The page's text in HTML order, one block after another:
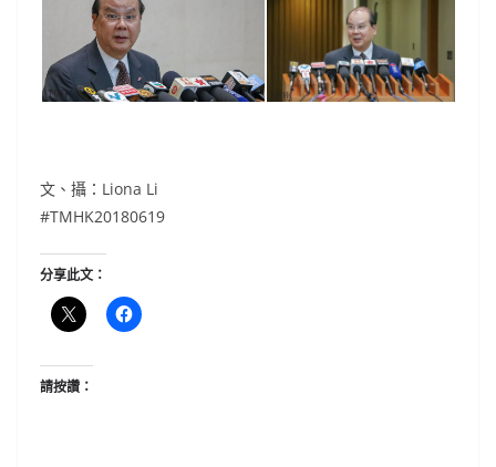
文、攝：Liona Li
#TMHK20180619
分享此文：
請按讚：